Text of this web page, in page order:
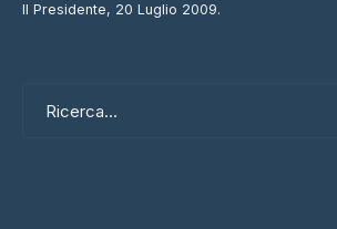
Il Presidente, 20 Luglio 2009.